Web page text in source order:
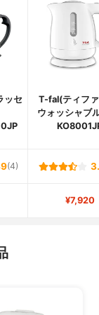
ッセ
T-fal(ティフ
ウォッシャブ
(4)
¥7,920